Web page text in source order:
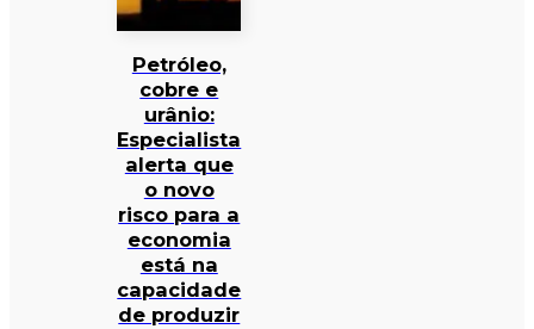
Petróleo,
cobre e
urânio:
Especialista
alerta que
o novo
risco para a
economia
está na
capacidade
de produzir